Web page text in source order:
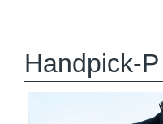
Handpick-P